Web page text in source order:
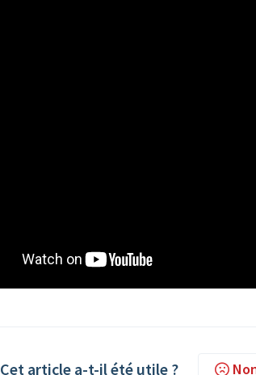
Cet article a-t-il été utile ?